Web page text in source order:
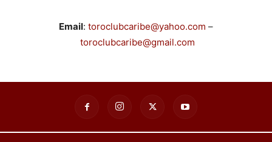
Email: toroclubcaribe@yahoo.com –
toroclubcaribe@gmail.com